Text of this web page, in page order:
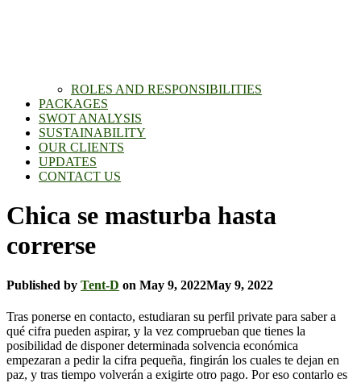
ROLES AND RESPONSIBILITIES
PACKAGES
SWOT ANALYSIS
SUSTAINABILITY
OUR CLIENTS
UPDATES
CONTACT US
Chica se masturba hasta
correrse
Published by Tent-D on May 9, 2022May 9, 2022
Tras ponerse en contacto, estudiaran su perfil private para saber a
qué cifra pueden aspirar, y la vez comprueban que tienes la
posibilidad de disponer determinada solvencia económica
empezaran a pedir la cifra pequeña, fingirán los cuales te dejan en
paz, y tras tiempo volverán a exigirte otro pago. Por eso contarlo es